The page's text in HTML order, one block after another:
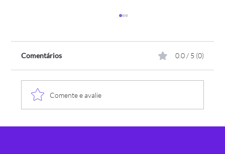
Comentários 0.0 / 5 (0)
Comente e avalie